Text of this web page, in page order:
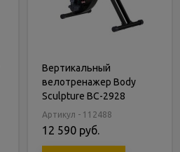
Вертикальный
велотренажер Body
Sculpture BC-2928
Артикул - 112488
12 590 руб.